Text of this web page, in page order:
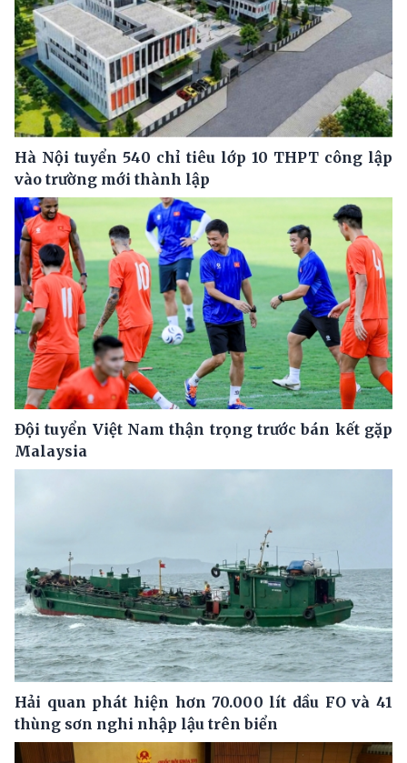
Hà Nội tuyển 540 chỉ tiêu lớp 10 THPT công lập
vào trường mới thành lập
Đội tuyển Việt Nam thận trọng trước bán kết gặp
Malaysia
Hải quan phát hiện hơn 70.000 lít dầu FO và 41
thùng sơn nghi nhập lậu trên biển